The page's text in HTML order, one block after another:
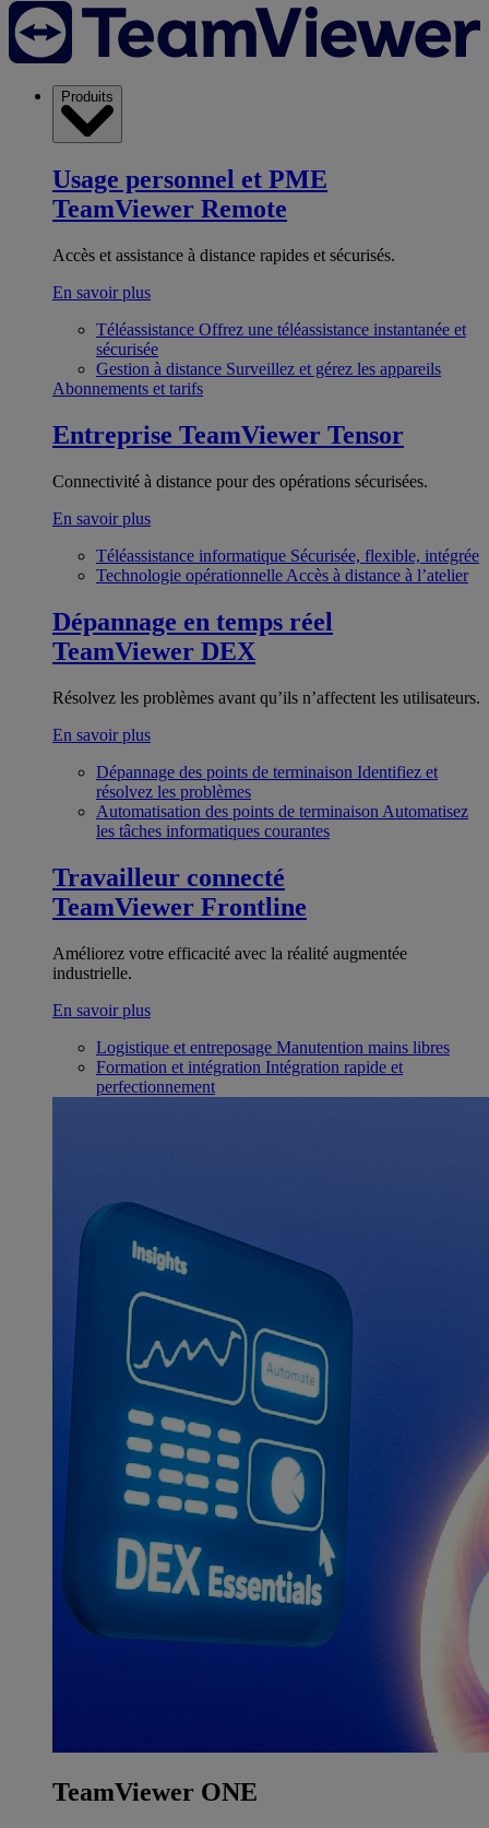
Produits
Usage personnel et PME
TeamViewer Remote
Accès et assistance à distance rapides et sécurisés.
En savoir plus
Téléassistance Offrez une téléassistance instantanée et
sécurisée
Gestion à distance Surveillez et gérez les appareils
Abonnements et tarifs
Entreprise TeamViewer Tensor
Connectivité à distance pour des opérations sécurisées.
En savoir plus
Téléassistance informatique Sécurisée, flexible, intégrée
Technologie opérationnelle Accès à distance à l’atelier
Dépannage en temps réel
TeamViewer DEX
Résolvez les problèmes avant qu’ils n’affectent les utilisateurs.
En savoir plus
Dépannage des points de terminaison Identifiez et
résolvez les problèmes
Automatisation des points de terminaison Automatisez
les tâches informatiques courantes
Travailleur connecté
TeamViewer Frontline
Améliorez votre efficacité avec la réalité augmentée
industrielle.
En savoir plus
Logistique et entreposage Manutention mains libres
Formation et intégration Intégration rapide et
perfectionnement
TeamViewer ONE